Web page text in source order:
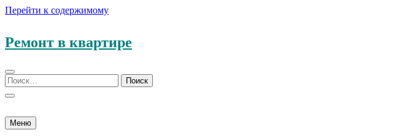
Перейти к содержимому
Ремонт в квартире
Меню